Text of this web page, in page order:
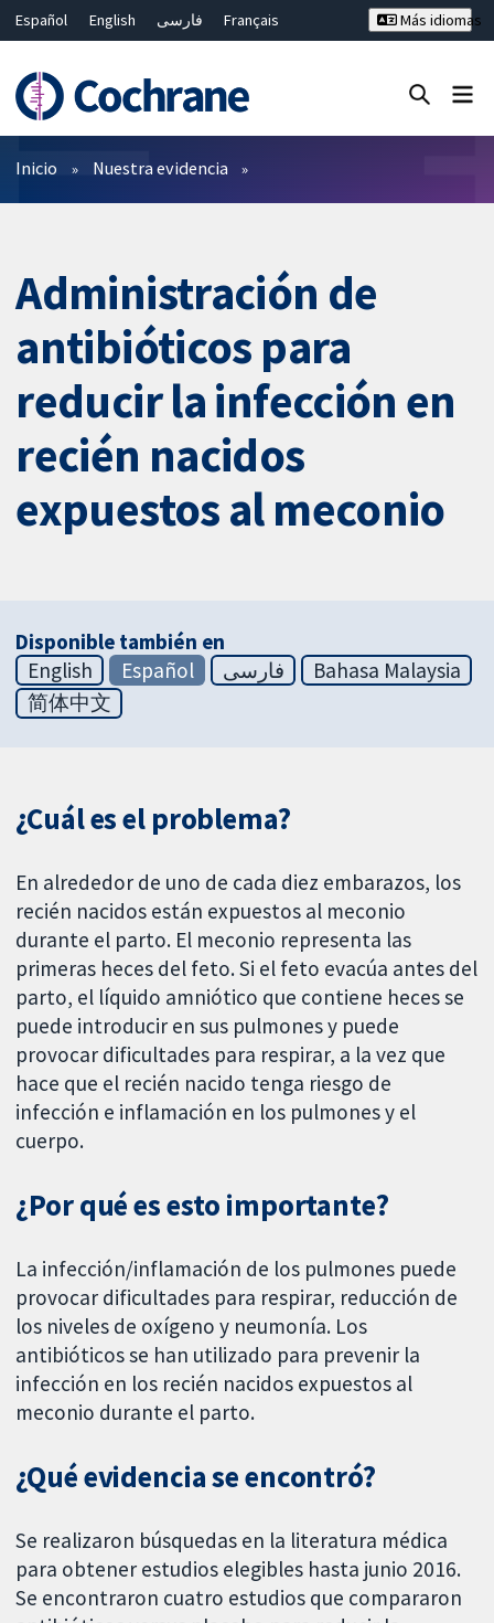
Español English فارسی
Français
Bahasa Malaysia
ไทย 繁體中文
Más idiomas
Filtros
Inicio Nuestra evidencia
Administración de
antibióticos para
reducir la infección en
recién nacidos
expuestos al meconio
Disponible también en
English
Español فارسی
Bahasa Malaysia
简体中文
¿Cuál es el problema?
En alrededor de uno de cada diez embarazos, los
recién nacidos están expuestos al meconio
durante el parto. El meconio representa las
primeras heces del feto. Si el feto evacúa antes del
parto, el líquido amniótico que contiene heces se
puede introducir en sus pulmones y puede
provocar dificultades para respirar, a la vez que
hace que el recién nacido tenga riesgo de
infección e inflamación en los pulmones y el
cuerpo.
¿Por qué es esto importante?
La infección/inflamación de los pulmones puede
provocar dificultades para respirar, reducción de
los niveles de oxígeno y neumonía. Los
antibióticos se han utilizado para prevenir la
infección en los recién nacidos expuestos al
meconio durante el parto.
¿Qué evidencia se encontró?
Se realizaron búsquedas en la literatura médica
para obtener estudios elegibles hasta junio 2016.
Se encontraron cuatro estudios que compararon